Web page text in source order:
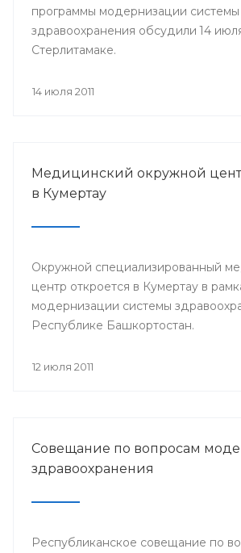
программы модернизации системы
здравоохранения обсудили 14
Стерлитамаке.
14 июля 2011
Медицинский окружной
в Кумертау
Окружной специализированный
центр откроется в Кумертау в
модернизации системы
Республике Башкортостан.
12 июля 2011
Совещание по вопросам
здравоохранения
Республиканское совещание по